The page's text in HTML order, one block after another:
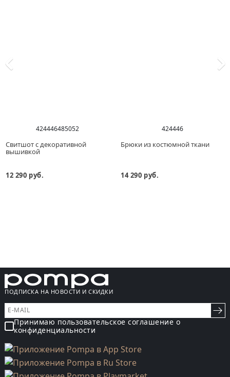
424446485052
Свитшот с декоративной
вышивкой
12 290 руб.
424446
Брюки из костюмной ткани
14 290 руб.
ПОДПИСКА НА НОВОСТИ И СКИДКИ
Принимаю пользовательское соглашение о
конфиденциальности